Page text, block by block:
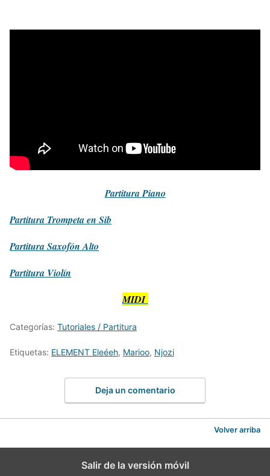
PartituraPiano
Partitura Trompeta en Sib
PartituraSaxofón Alto
Partitura Violín
MIDI
Categorías: Tutoriales / Partitura
Etiquetas: ELEMENT Eleéeh, Marioo, Njozi
Deja un comentario
Volver arriba
Salir de la versión móvil